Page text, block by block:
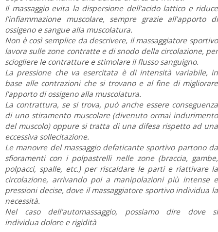
Il massaggio evita la dispersione dell’acido lattico e riduce
l’infiammazione muscolare, sempre grazie all’apporto di
ossigeno e sangue alla muscolatura.
Non è così semplice da descrivere, il massaggiatore sportivo
lavora sulle zone contratte e di snodo della circolazione, per
sciogliere le contratture e stimolare il flusso sanguigno.
La pressione che va esercitata è di intensità variabile, in
base alle contrazioni che si trovano e al fine di migliorare
l’apporto di ossigeno alla muscolatura.
La contrattura, se si trova, può anche essere conseguenza
di uno stiramento muscolare (divenuto ormai indurimento
del muscolo) oppure si tratta di una difesa rispetto ad una
eccessiva sollecitazione.
Le manovre del massaggio defaticante sportivo partono da
sfioramenti con i polpastrelli nelle zone (braccia, gambe,
polpacci, spalle, etc.) per riscaldare le parti e riattivare la
circolazione, arrivando poi a manipolazioni più intense e
pressioni decise, dove il massaggiatore sportivo individua la
necessità.
Nel caso dell'automassaggio, possiamo dire dove si
individua dolore e rigidità